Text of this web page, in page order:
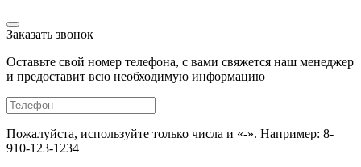
Заказать звонок
Оставьте свой номер телефона, с вами свяжется наш менеджер
и предоставит всю необходимую информацию
Пожалуйста, используйте только числа и «-». Например: 8-
910-123-1234